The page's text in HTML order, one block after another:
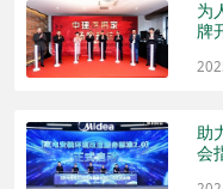
为
牌
助
会